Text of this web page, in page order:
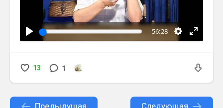
56:28
13 1
Предыдущая Следующая